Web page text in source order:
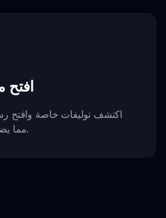
افتح
اكتشف توليفات خاصة وافتح
مما يضيف حماسًا لتجربتك.